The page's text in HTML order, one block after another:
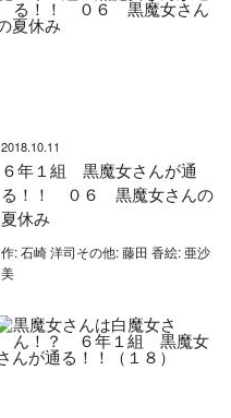
2018.10.11
６年１組 黒魔女さんが通
る！！ ０６ 黒魔女さんの
夏休み
作: 石崎 洋司その他: 藤田 香絵: 亜沙
美